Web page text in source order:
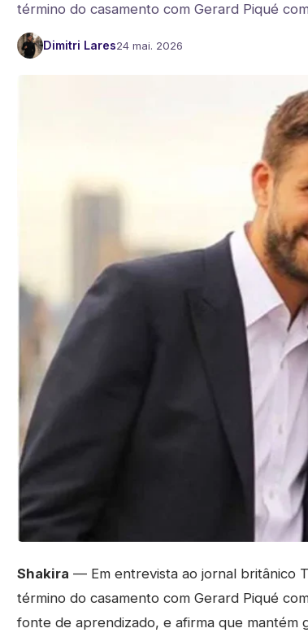
término do casamento com Gerard Piqué
Dimitri Lares24 mai. 2026
Shakira — Em entrevista ao jornal britânico
término do casamento com Gerard Piqué
fonte de aprendizado, e afirma que mantém